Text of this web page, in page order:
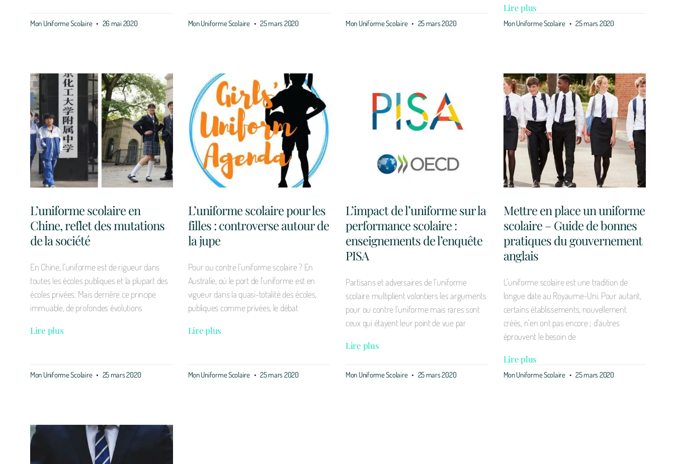
Mon Uniforme Scolaire 26 mai 2020 Mon Uniforme Scolaire 25 mars 2020 Mon Uniforme Scolaire 25 mars 2020
Lire plus
Mon Uniforme Scolaire 25 mars 2020
L’uniforme scolaire en
Chine, reflet des mutations
de la société
En Chine, l’uniforme est de rigueur dans
toutes les écoles publiques et la plupart des
écoles privées. Mais derrière ce principe
immuable, de profondes évolutions
Lire plus
Mon Uniforme Scolaire 25 mars 2020
L’uniforme scolaire pour les
filles : controverse autour de
la jupe
Pour ou contre l’uniforme scolaire ? En
Australie, où le port de l’uniforme est en
vigueur dans la quasi-totalité des écoles,
publiques comme privées, le débat
Lire plus
Mon Uniforme Scolaire 25 mars 2020
L’impact de l’uniforme sur la
performance scolaire :
enseignements de l’enquête
PISA
Partisans et adversaires de l’uniforme
scolaire multiplient volontiers les arguments
pour ou contre l’uniforme mais rares sont
ceux qui étayent leur point de vue par
Lire plus
Mon Uniforme Scolaire 25 mars 2020
Mettre en place un uniforme
scolaire – Guide de bonnes
pratiques du gouvernement
anglais
L’uniforme scolaire est une tradition de
longue date au Royaume-Uni. Pour autant,
certains établissements, nouvellement
créés, n’en ont pas encore ; d’autres
éprouvent le besoin de
Lire plus
Mon Uniforme Scolaire 25 mars 2020